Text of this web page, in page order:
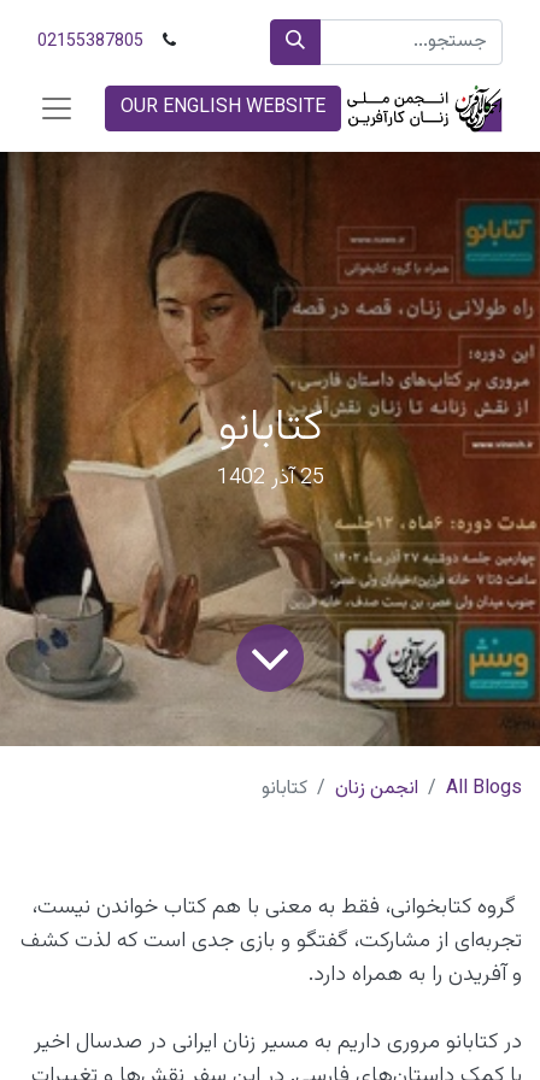
02155387805
OUR ENGLISH WEBSITE
کتابانو
25 آذر 1402
All Blogs انجمن زنان کتابانو
گروه کتابخوانی، فقط به معنی با هم کتاب خواندن نیست،
تجربه‌ای از مشارکت، گفتگو و بازی جدی است که لذت کشف
و آفریدن را به همراه دارد.
در کتابانو مروری داریم به مسیر زنان ایرانی در صدسال اخیر